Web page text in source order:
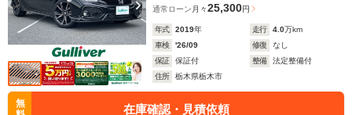
通常ローン 月々25,300円
年式 2019年 走行 4.0万km
車検
'26/09 修復
なし
保証
保証付 整備
法定整備付
住所
栃木県栃木市
無
在庫確認・見積依頼